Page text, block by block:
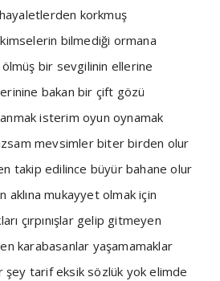
korkmuş
bilmediği ormana
ölmüş bir sevgilinin ellerine
bakan bir çift gözü
isterim oyun oynamak
mevsimler biter birden olur
takip edilince büyür bahane olur
mukayyet olmak için
çırpınışlar gelip gitmeyen
karabasanlar yaşamamaklar
şey tarif eksik sözlük yok elimde